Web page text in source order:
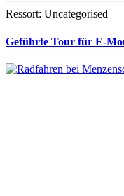
Ressort: Uncategorised
Geführte Tour für E-